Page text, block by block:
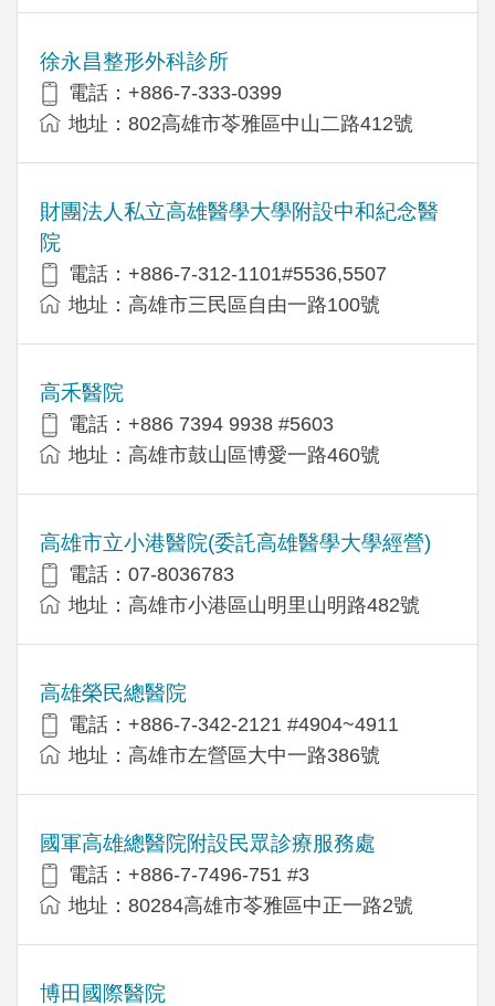
徐永昌整形外科診所
電話：+886-7-333-0399
地址：802高雄市苓雅區中山二路412號
財團法人私立高雄醫學大學附設中和紀念醫
院
電話：+886-7-312-1101#5536,5507
地址：高雄市三民區自由一路100號
高禾醫院
電話：+886 7394 9938 #5603
地址：高雄市鼓山區博愛一路460號
高雄市立小港醫院(委託高雄醫學大學經營)
電話：07-8036783
地址：高雄市小港區山明里山明路482號
高雄榮民總醫院
電話：+886-7-342-2121 #4904~4911
地址：高雄市左營區大中一路386號
國軍高雄總醫院附設民眾診療服務處
電話：+886-7-7496-751 #3
地址：80284高雄市苓雅區中正一路2號
博田國際醫院